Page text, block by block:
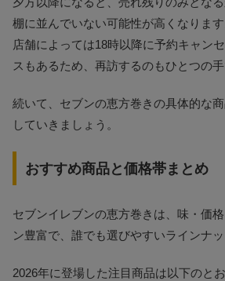
棚に並んでいない可能性が高くなります
店舗によっては18時以降に予約キャン
スもあるため、再訪するのもひとつの手
続いて、セブンの恵方巻きの具体的な
していきましょう。
おすすめ商品と価格帯まとめ
セブンイレブンの恵方巻きは、味・価
ン豊富で、誰でも選びやすいラインナッ
2026年に登場した注目商品は以下のと